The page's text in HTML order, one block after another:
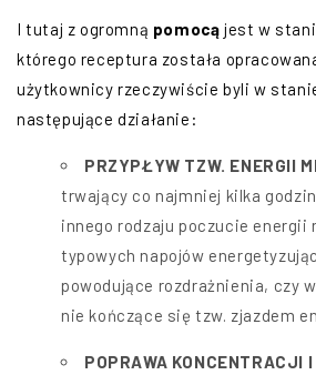
I tutaj z ogromną pomocą jest w
którego receptura została
użytkownicy rzeczywiście byli w
następujące działanie:
PRZYPŁYW TZW. ENERGII
trwający co najmniej kilka
innego rodzaju poczucie energii
typowych napojów
powodujące rozdrażnienia, czy
nie kończące się tzw. zjazdem
POPRAWA KONCENTRACJI